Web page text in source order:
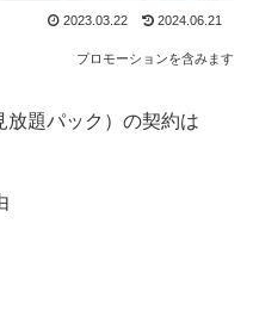
2023.03.22 2024.06.21
プロモーションを含みます
放題パック）の契約は